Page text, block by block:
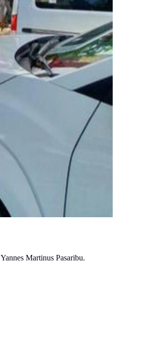
Martinus Pasaribu.